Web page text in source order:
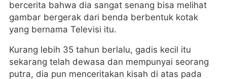
bercerita bahwa dia sangat senang bisa melihat
gambar bergerak dari benda berbentuk kotak
yang bernama Televisi itu.
Kurang lebih 35 tahun berlalu, gadis kecil itu
sekarang telah dewasa dan mempunyai seorang
putra, dia pun menceritakan kisah di atas pada